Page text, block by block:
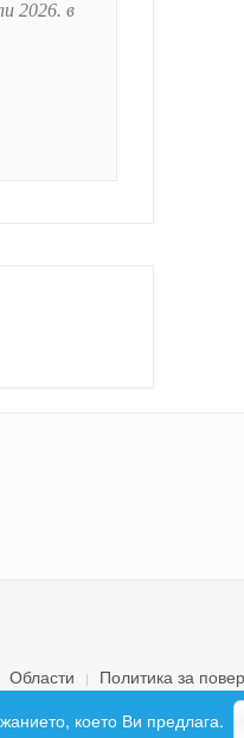
2026. в
Области Политика за
което Ви предлага.